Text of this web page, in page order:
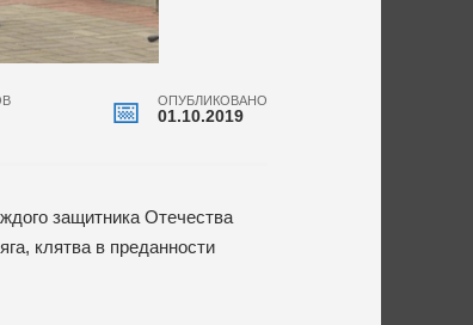
ОПУБЛИКОВАНО
01.10.2019
защитника Отечества
клятва в преданности